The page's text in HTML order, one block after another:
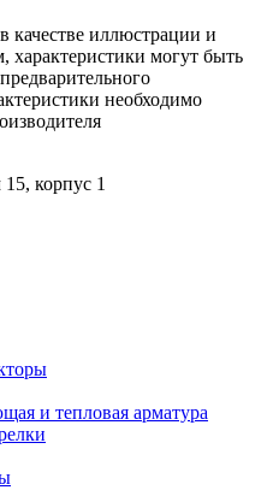
качестве иллюстрации и
характеристики могут быть
необходимо
корпус 1
и тепловая арматура